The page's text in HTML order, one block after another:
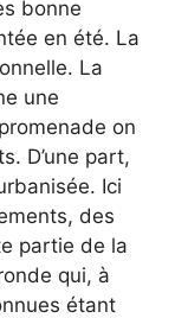
bonne
en été. La
La
une
on
D’une part,
Ici
des
partie de la
qui, à
étant